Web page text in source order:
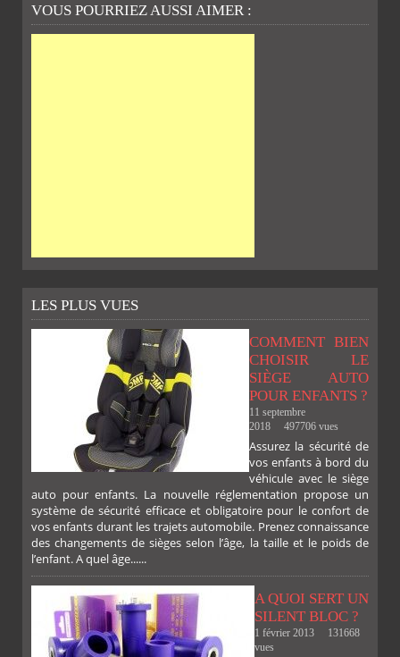
VOUS POURRIEZ AUSSI AIMER :
LES PLUS VUES
COMMENT BIEN
CHOISIR LE
SIÈGE AUTO
POUR ENFANTS ?
11 septembre
2018
497706 vues
Assurez la sécurité de
vos enfants à bord du
véhicule avec le siège
auto pour enfants. La nouvelle réglementation propose un
système de sécurité efficace et obligatoire pour le confort de
vos enfants durant les trajets automobile. Prenez connaissance
des changements de sièges selon l’âge, la taille et le poids de
l’enfant. A quel âge......
A QUOI SERT UN
SILENT BLOC ?
1 février 2013
131668
vues